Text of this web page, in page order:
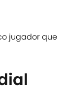
jugador que